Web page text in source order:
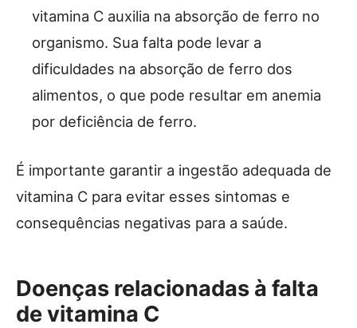
vitamina C auxilia na absorção de ferro no
organismo. Sua falta pode levar a
dificuldades na absorção de ferro dos
alimentos, o que pode resultar em anemia
por deficiência de ferro.
É importante garantir a ingestão adequada de
vitamina C para evitar esses sintomas e
consequências negativas para a saúde.
Doenças relacionadas à falta
de vitamina C